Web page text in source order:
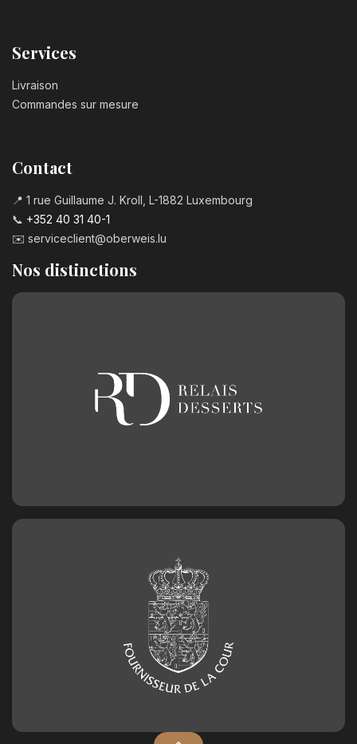
Services
Livraison
Commandes sur mesure
Contact
📍 1 rue Guillaume J. Kroll, L-1882 Luxembourg
📞 +352 40 31 40-1
✉️ serviceclient@oberweis.lu
Nos distinctions